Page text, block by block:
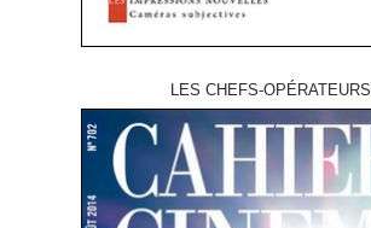
LES CHEFS-OPÉRATEURS